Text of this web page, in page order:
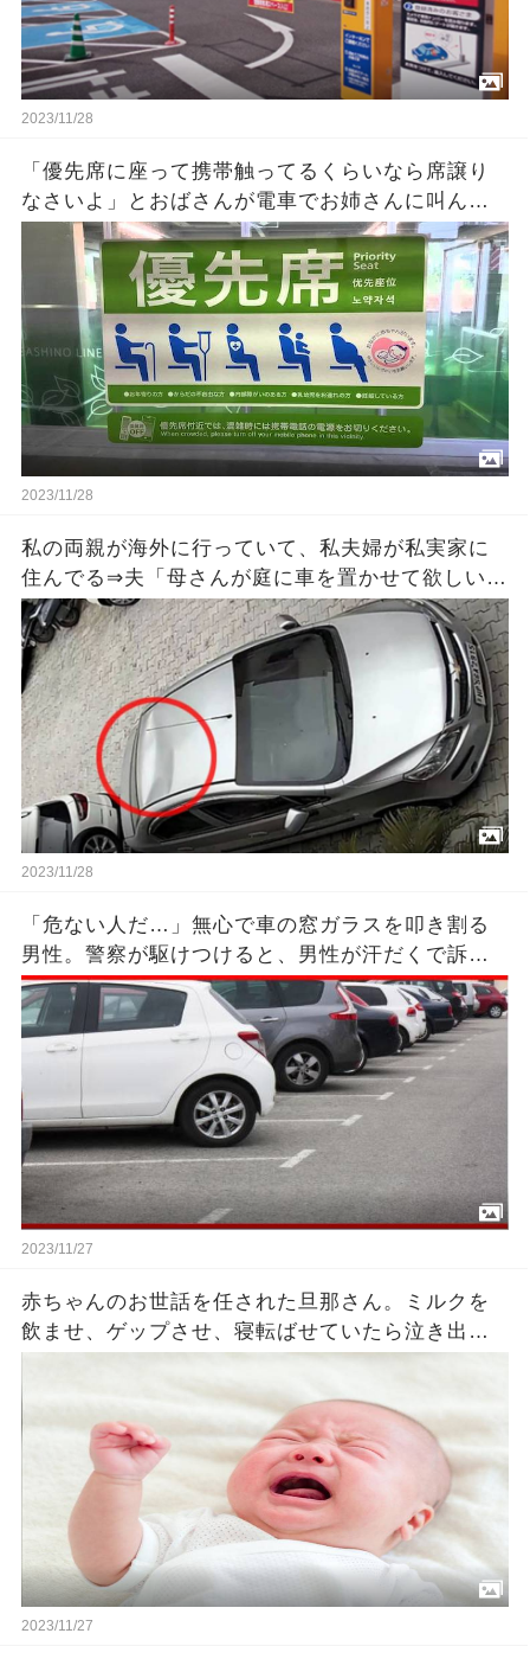
2023/11/28
「優先席に座って携帯触ってるくらいなら席譲り
なさいよ」とおばさんが電車でお姉さんに叫ん
だ！そうするとそのお姉さんが急に泣き出しまし
た・・ → その理由を知って今の日本の現状に情
けなくなってきた！
2023/11/28
私の両親が海外に行っていて、私夫婦が私実家に
住んでる⇒夫「母さんが庭に車を置かせて欲しいっ
て言うから庭つぶすね」私「無理だよ」⇒さらなる
ﾏｼﾞｷﾁ提案が待っていた…
2023/11/28
「危ない人だ…」無心で車の窓ガラスを叩き割る
男性。警察が駆けつけると、男性が汗だくで訴え
た内容はあまりにも悲惨だった。
2023/11/27
赤ちゃんのお世話を任された旦那さん。ミルクを
飲ませ、ゲップさせ、寝転ばせていたら泣き出し
た赤ちゃん。それを見た旦那さんがとった行動に
奥さんは衝撃を受けることに・・・
2023/11/27